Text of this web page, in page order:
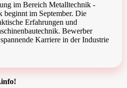
im Bereich Metalltechnik -
beginnt im September. Die
Erfahrungen und
Bewerber
Karriere in der Industrie